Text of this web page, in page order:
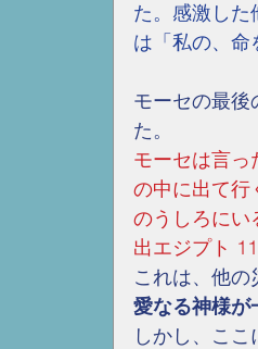
た。感激し
は「私の、命
モーセの最後
た。
モーセは言っ
の中に出て行
のうしろにい
出エジプト
これは、他の
愛なる神様が
しかし、こ